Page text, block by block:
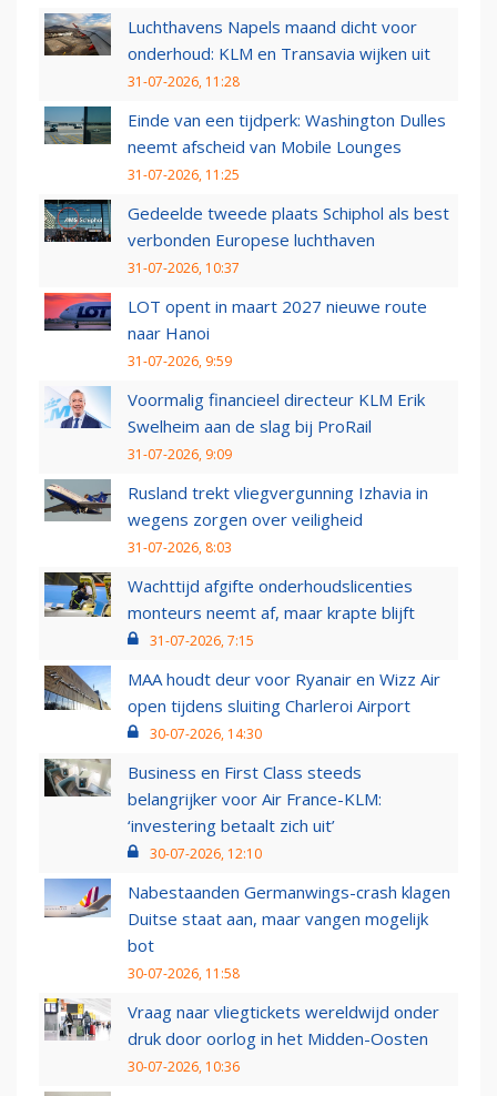
Luchthavens Napels maand dicht voor
onderhoud: KLM en Transavia wijken uit
31-07-2026, 11:28
Einde van een tijdperk: Washington Dulles
neemt afscheid van Mobile Lounges
31-07-2026, 11:25
Gedeelde tweede plaats Schiphol als best
verbonden Europese luchthaven
31-07-2026, 10:37
LOT opent in maart 2027 nieuwe route
naar Hanoi
31-07-2026, 9:59
Voormalig financieel directeur KLM Erik
Swelheim aan de slag bij ProRail
31-07-2026, 9:09
Rusland trekt vliegvergunning Izhavia in
wegens zorgen over veiligheid
31-07-2026, 8:03
Wachttijd afgifte onderhoudslicenties
monteurs neemt af, maar krapte blijft
31-07-2026, 7:15
MAA houdt deur voor Ryanair en Wizz Air
open tijdens sluiting Charleroi Airport
30-07-2026, 14:30
Business en First Class steeds
belangrijker voor Air France-KLM:
‘investering betaalt zich uit’
30-07-2026, 12:10
Nabestaanden Germanwings-crash klagen
Duitse staat aan, maar vangen mogelijk
bot
30-07-2026, 11:58
Vraag naar vliegtickets wereldwijd onder
druk door oorlog in het Midden-Oosten
30-07-2026, 10:36